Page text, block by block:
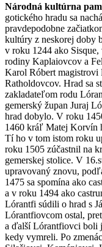
Národná kultúrna
gotického hradu sa
pravdepodobne
kultúry z neskorej doby
v roku 1244 ako
rodiny Kaplaiovcov a
Karol Róbert magistrovi
Ratholdovcov. Hrad sa
zakladateľom rodu
gemerský župan Juraj
hrad dobylo. V roku
1460 kráľ Matej Korvín
Tí ho v tom istom roku
roku 1505 zúčastnil na
gemerskej stolice. V
upravovaný znovu,
1475 sa spomína ako
a v roku 1494 ako
Lórantfi súdili o hrad s
Lórantfiovcom ostal,
a ďalší Lórantfiovci boli
kedy vymreli. Po